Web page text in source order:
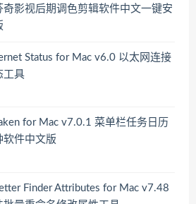
奇影视后期调色剪辑软件中文一键安
Status for Mac v6.0 以太网连接
工具
for Mac v7.0.1 菜单栏任务日历
软件中文版
Finder Attributes for Mac v7.48